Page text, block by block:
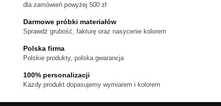
na
produktu
dla zamówień powyżej 500 zł
Darmowe próbki materiałów
Sprawdź grubość, fakturę oraz nasycenie kolorem
Polska firma
Polskie produkty, polska gwarancja
100% personalizacji
Kazdy produkt dopasujemy wymiarem i kolorem